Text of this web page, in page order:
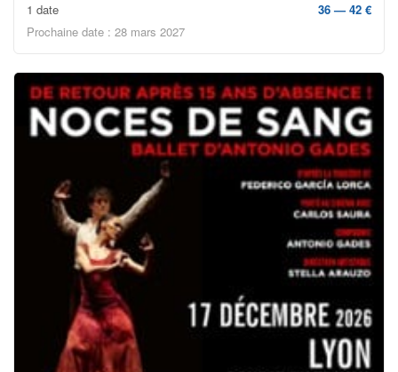
1 date
36 — 42 €
Prochaine date : 28 mars 2027